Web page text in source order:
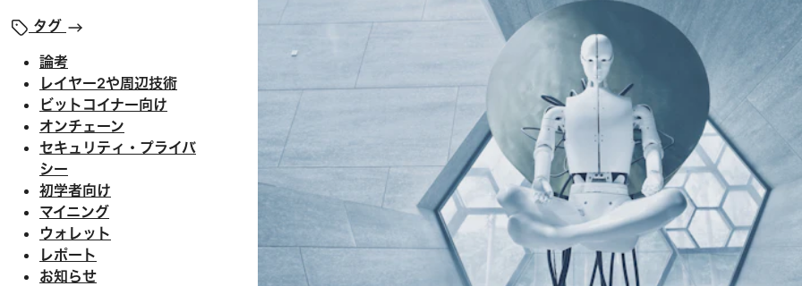
タグ
論考
レイヤー2や周辺技術
ビットコイナー向け
オンチェーン
セキュリティ・プライバ
シー
初学者向け
マイニング
ウォレット
レポート
お知らせ